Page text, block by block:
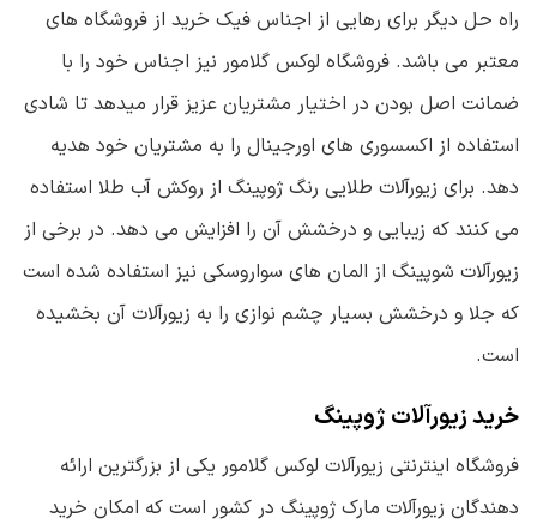
راه حل دیگر برای رهایی از اجناس فیک خرید از فروشگاه های
معتبر می باشد. فروشگاه لوکس گلامور نیز اجناس خود را با
ضمانت اصل بودن در اختیار مشتریان عزیز قرار میدهد تا شادی
استفاده از اکسسوری های اورجینال را به مشتریان خود هدیه
دهد. برای زیورآلات طلایی رنگ ژوپینگ از روکش آب طلا استفاده
می کنند که زیبایی و درخشش آن را افزایش می دهد. در برخی از
زیورآلات شوپینگ از المان های سواروسکی نیز استفاده شده است
که جلا و درخشش بسیار چشم نوازی را به زیورآلات آن بخشیده
است.
خرید زیورآلات ژوپینگ
فروشگاه اینترنتی زیورآلات لوکس گلامور یکی از بزرگترین ارائه
دهندگان زیورآلات مارک ژوپینگ در کشور است که امکان خرید